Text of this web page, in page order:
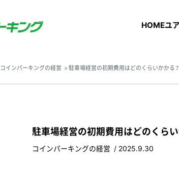
HOMEユ
コインパーキングの経営 駐車場経営の初期費用はどのくらいかかる
コインパーキングの経営 2025.9.30
駐車場経営の初期費用はどのくら